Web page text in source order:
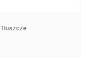
Tłuszcze